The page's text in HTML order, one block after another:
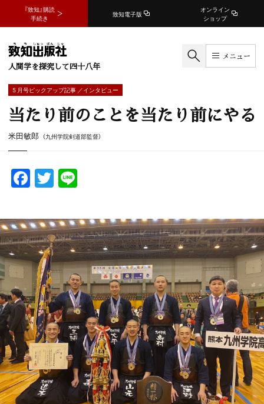
『致知』購読
手続き
致知電子版
オンライン
ショップ
人間学を探究して四十八年
メニュー
5 月号ピックアップ記事 ／インタビュー
当たり前のことを当たり前にやる
米田敏郎 （九州学院剣道部監督）
F
a
c
e
b
o
o
k
T
w
itt
er
e